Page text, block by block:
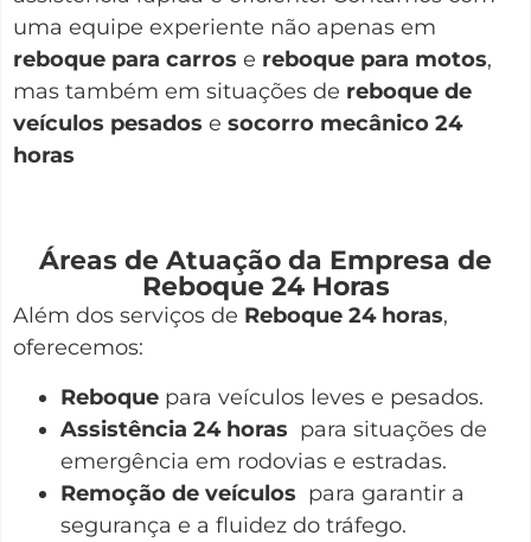
uma equipe experiente não apenas em
reboque para carros e reboque para motos,
mas também em situações de reboque de
veículos pesados e socorro mecânico 24
horas
Áreas de Atuação da Empresa de
Reboque 24 Horas
Além dos serviços de Reboque 24 horas,
oferecemos:
Reboque para veículos leves e pesados.
Assistência 24 horas para situações de
emergência em rodovias e estradas.
Remoção de veículos para garantir a
segurança e a fluidez do tráfego.